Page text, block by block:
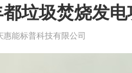
垃圾焚烧发
惠能标普科技有限公司